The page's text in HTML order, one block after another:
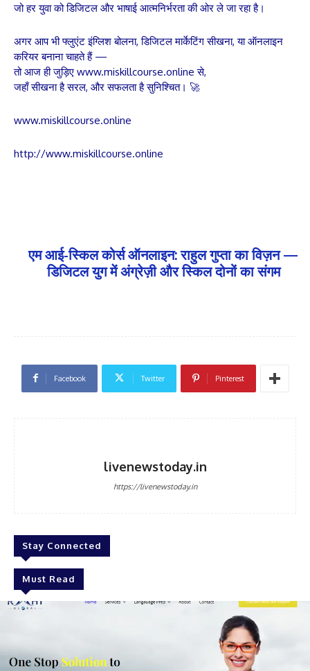
जो हर युवा को डिजिटल और भाषाई आत्मनिर्भरता की ओर ले जा रहा है।
अगर आप भी फ्लुएंट इंग्लिश बोलना, डिजिटल मार्केटिंग सीखना, या ऑनलाइन
करियर बनाना चाहते हैं —
तो आज ही जुड़िए www.miskillcourse.online से,
जहाँ सीखना है सरल, और सफलता है सुनिश्चित। 🚀
www.miskillcourse.online
http://www.miskillcourse.online
एम आई-स्किल कोर्स ऑनलाइन: राहुल गुप्ता का विज़न —
डिजिटल युग में अंग्रेज़ी और स्किल दोनों का संगम
Facebook Twitter Pinterest
livenewstoday.in
https://livenewstoday.in
Stay Connected
Must Read